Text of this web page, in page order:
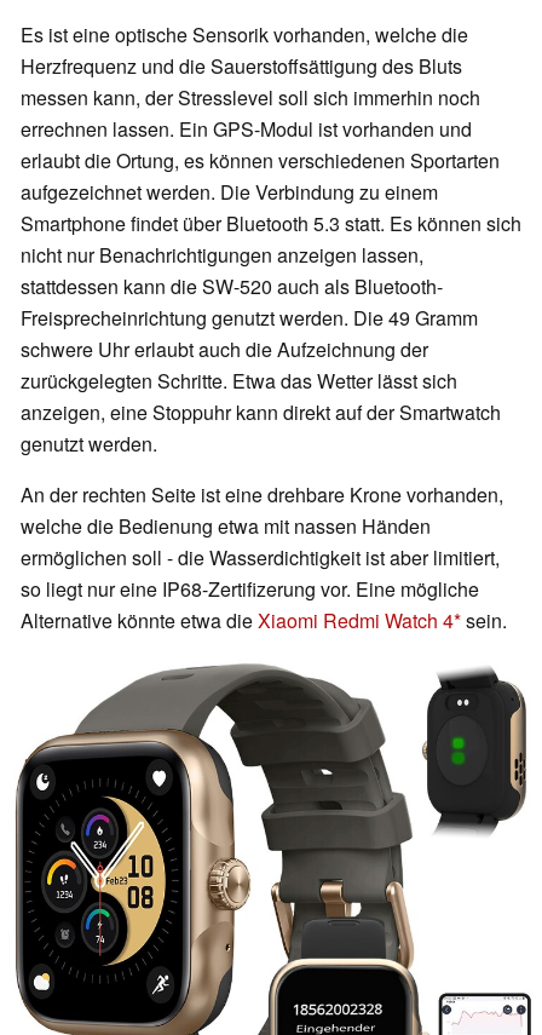
Es ist eine optische Sensorik vorhanden, welche die
Herzfrequenz und die Sauerstoffsättigung des Bluts
messen kann, der Stresslevel soll sich immerhin noch
errechnen lassen. Ein GPS-Modul ist vorhanden und
erlaubt die Ortung, es können verschiedenen Sportarten
aufgezeichnet werden. Die Verbindung zu einem
Smartphone findet über Bluetooth 5.3 statt. Es können sich
nicht nur Benachrichtigungen anzeigen lassen,
stattdessen kann die SW-520 auch als Bluetooth-
Freisprecheinrichtung genutzt werden. Die 49 Gramm
schwere Uhr erlaubt auch die Aufzeichnung der
zurückgelegten Schritte. Etwa das Wetter lässt sich
anzeigen, eine Stoppuhr kann direkt auf der Smartwatch
genutzt werden.
An der rechten Seite ist eine drehbare Krone vorhanden,
welche die Bedienung etwa mit nassen Händen
ermöglichen soll - die Wasserdichtigkeit ist aber limitiert,
so liegt nur eine IP68-Zertifizerung vor. Eine mögliche
Alternative könnte etwa dieXiaomi Redmi Watch 4 sein.